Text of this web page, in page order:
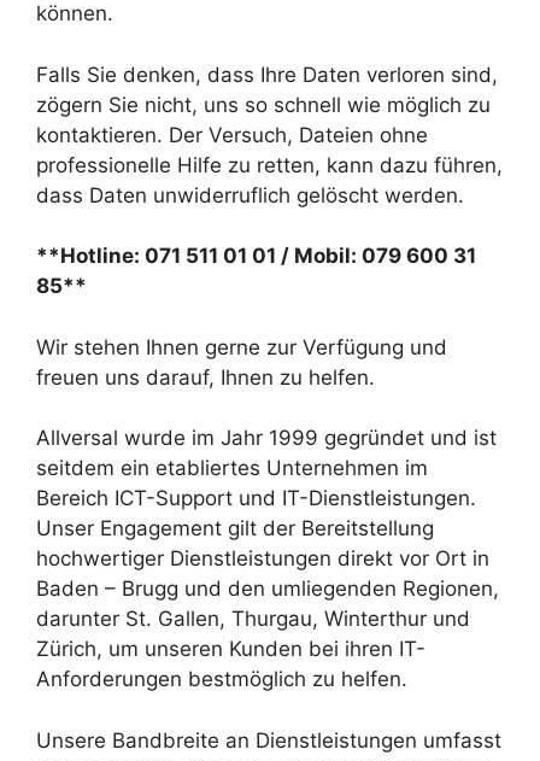
können.
Falls Sie denken, dass Ihre Daten verloren sind,
zögern Sie nicht, uns so schnell wie möglich zu
kontaktieren. Der Versuch, Dateien ohne
professionelle Hilfe zu retten, kann dazu führen,
dass Daten unwiderruflich gelöscht werden.
**Hotline: 071 511 01 01 / Mobil: 079 600 31
85**
Wir stehen Ihnen gerne zur Verfügung und
freuen uns darauf, Ihnen zu helfen.
Allversal wurde im Jahr 1999 gegründet und ist
seitdem ein etabliertes Unternehmen im
Bereich ICT-Support und IT-Dienstleistungen.
Unser Engagement gilt der Bereitstellung
hochwertiger Dienstleistungen direkt vor Ort in
Baden – Brugg und den umliegenden Regionen,
darunter St. Gallen, Thurgau, Winterthur und
Zürich, um unseren Kunden bei ihren IT-
Anforderungen bestmöglich zu helfen.
Unsere Bandbreite an Dienstleistungen umfasst